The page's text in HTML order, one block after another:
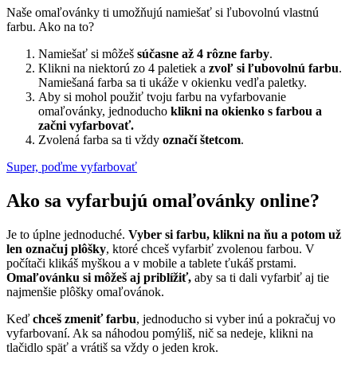
Naše omaľovánky ti umožňujú namiešať si ľubovolnú vlastnú
farbu. Ako na to?
Namiešať si môžeš súčasne až 4 rôzne farby.
Klikni na niektorú zo 4 paletiek a zvoľ si ľubovolnú farbu.
Namiešaná farba sa ti ukáže v okienku vedľa paletky.
Aby si mohol použiť tvoju farbu na vyfarbovanie
omaľovánky, jednoducho klikni na okienko s farbou a
začni vyfarbovať.
Zvolená farba sa ti vždy označí štetcom.
Super, poďme vyfarbovať
Ako sa vyfarbujú omaľovánky online?
Je to úplne jednoduché. Vyber si farbu, klikni na ňu a potom už
len označuj plôšky, ktoré chceš vyfarbiť zvolenou farbou. V
počítači klikáš myškou a v mobile a tablete ťukáš prstami.
Omaľovánku si môžeš aj priblížiť, aby sa ti dali vyfarbiť aj tie
najmenšie plôšky omaľovánok.
Keď chceš zmeniť farbu, jednoducho si vyber inú a pokračuj vo
vyfarbovaní. Ak sa náhodou pomýliš, nič sa nedeje, klikni na
tlačidlo späť a vrátiš sa vždy o jeden krok.